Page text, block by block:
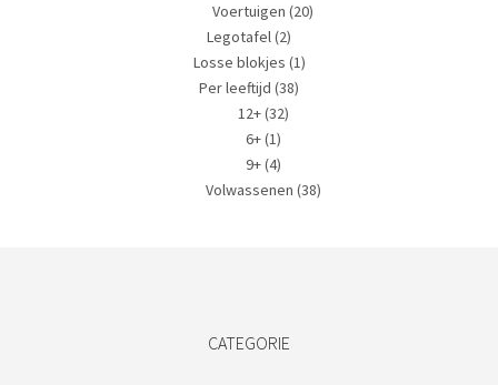
Voertuigen (20)
Legotafel(2)
Losse blokjes (1)
Per leeftijd (38)
12+(32)
6+(1)
9+(4)
Volwassenen (38)
CATEGORIE